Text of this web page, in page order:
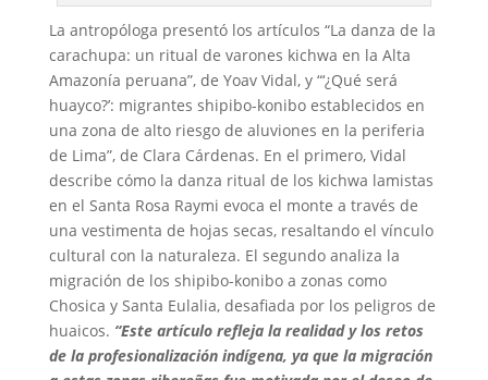
La antropóloga presentó los artículos “La danza de la
carachupa: un ritual de varones kichwa en la Alta
Amazonía peruana”, de Yoav Vidal, y “‘¿Qué será
huayco?’: migrantes shipibo-konibo establecidos en
una zona de alto riesgo de aluviones en la periferia
de Lima”, de Clara Cárdenas. En el primero, Vidal
describe cómo la danza ritual de los kichwa lamistas
en el Santa Rosa Raymi evoca el monte a través de
una vestimenta de hojas secas, resaltando el vínculo
cultural con la naturaleza. El segundo analiza la
migración de los shipibo-konibo a zonas como
Chosica y Santa Eulalia, desafiada por los peligros de
huaicos. “Este artículo refleja la realidad y los retos
de la profesionalización indígena, ya que la migración